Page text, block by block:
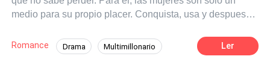
medio para su propio placer. Conquista, usa y despues
secretaria. Obsesionado, Maximiliano hace de todo,
cosas impensables solo para tenerla en sus manos y
Romance Drama Multimillonario Ler